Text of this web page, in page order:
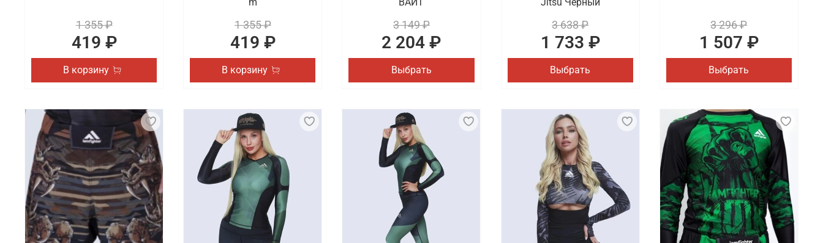
1 355 ₽
419 ₽
В корзину
1 355 ₽
419 ₽
В корзину
3 149 ₽
2 204 ₽
Выбрать
3 638 ₽
1 733 ₽
Выбрать
3 296 ₽
1 507 ₽
Выбрать